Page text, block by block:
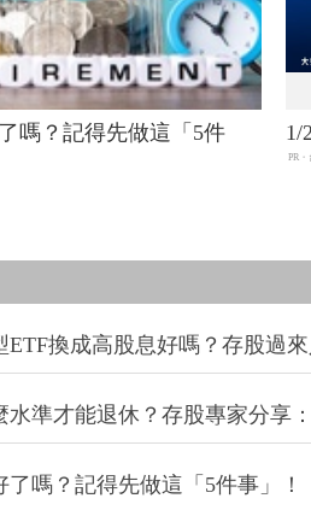
嗎？記得先做這「5件
1/
PR
換成高股息好嗎？存股過
準才能退休？存股專家分享
嗎？記得先做這「5件事」！